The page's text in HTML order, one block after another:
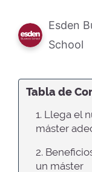
Esden
School
Tabla de
1. Llega el
máster
2.
un máster